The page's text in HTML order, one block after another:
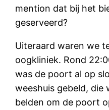
mention dat bij het
geserveerd?
Uiteraard waren we
oogkliniek. Rond
was de poort al op
weeshuis gebeld, die
belden om de poort